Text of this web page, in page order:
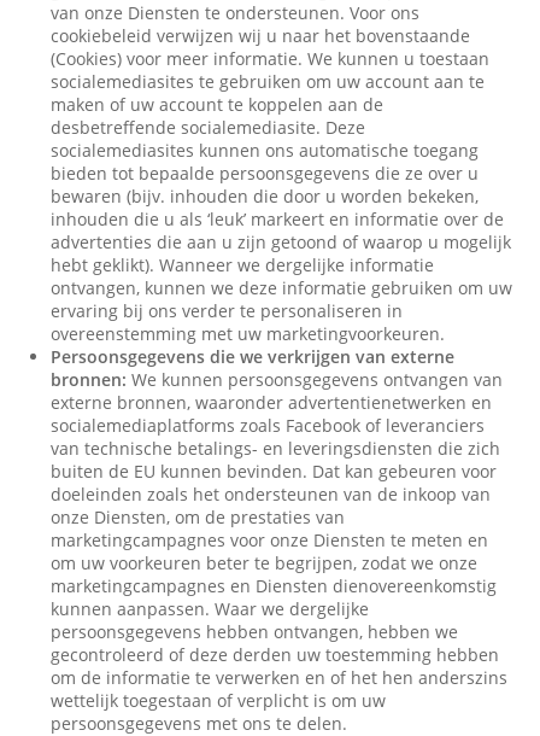
van onze Diensten te ondersteunen. Voor ons
cookiebeleid verwijzen wij u naar het bovenstaande
(Cookies) voor meer informatie. We kunnen u toestaan
socialemediasites te gebruiken om uw account aan te
maken of uw account te koppelen aan de
desbetreffende socialemediasite. Deze
socialemediasites kunnen ons automatische toegang
bieden tot bepaalde persoonsgegevens die ze over u
bewaren (bijv. inhouden die door u worden bekeken,
inhouden die u als ‘leuk’ markeert en informatie over de
advertenties die aan u zijn getoond of waarop u mogelijk
hebt geklikt). Wanneer we dergelijke informatie
ontvangen, kunnen we deze informatie gebruiken om uw
ervaring bij ons verder te personaliseren in
overeenstemming met uw marketingvoorkeuren.
Persoonsgegevens die we verkrijgen van externe
bronnen: We kunnen persoonsgegevens ontvangen van
externe bronnen, waaronder advertentienetwerken en
socialemediaplatforms zoals Facebook of leveranciers
van technische betalings- en leveringsdiensten die zich
buiten de EU kunnen bevinden. Dat kan gebeuren voor
doeleinden zoals het ondersteunen van de inkoop van
onze Diensten, om de prestaties van
marketingcampagnes voor onze Diensten te meten en
om uw voorkeuren beter te begrijpen, zodat we onze
marketingcampagnes en Diensten dienovereenkomstig
kunnen aanpassen. Waar we dergelijke
persoonsgegevens hebben ontvangen, hebben we
gecontroleerd of deze derden uw toestemming hebben
om de informatie te verwerken en of het hen anderszins
wettelijk toegestaan of verplicht is om uw
persoonsgegevens met ons te delen.